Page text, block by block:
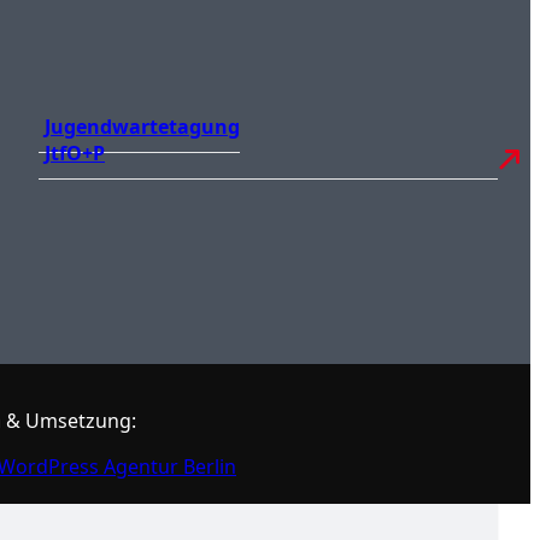
Jugendwartetagung
JtfO+P
Umsetzung:
Agentur Berlin